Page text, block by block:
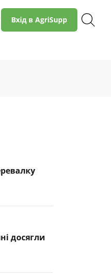
Вхід в AgriSupp
досягли